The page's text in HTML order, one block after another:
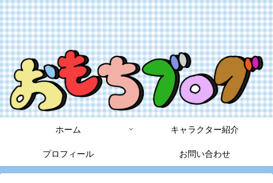
ホーム キャラクター紹介
プロフィール お問い合わせ